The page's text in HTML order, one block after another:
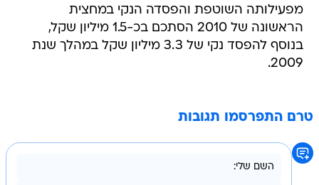
מפעילותה השוטפת והפסדה הנקי במחצית
הראשונה של 2010 הסתכם בכ-1.5 מיליון שקל,
בנוסף להפסד נקי של 3.3 מיליון שקל במהלך שנת
2009.
טרם התפרסמו תגובות